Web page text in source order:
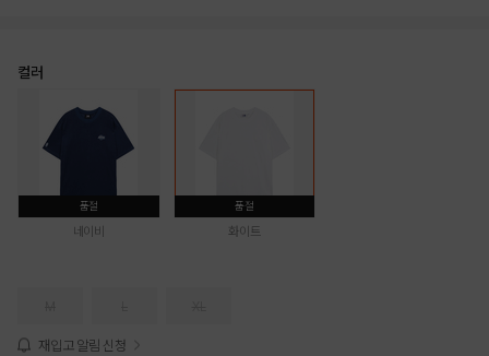
컬러
품절
네이비
품절
화이트
재입고 알림 신청